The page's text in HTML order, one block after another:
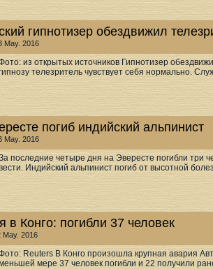
гипнотизер обездвижил
May. 2016
из открытых источников Гипнотизер
телезритель чувствует себя нормально.
погиб индийский альпинист
May. 2016
последние четыре дня на Эвересте погибли три
Индийский альпинист погиб от высотной
в Конго: погибли 37 человек
May. 2016
Reuters В Конго произошла крупная авария
мере 37 человек погибли и 22 получили